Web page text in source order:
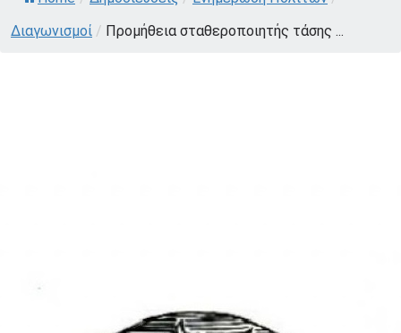
Διαγωνισμοί / Προμήθεια σταθεροποιητής τάσης ...